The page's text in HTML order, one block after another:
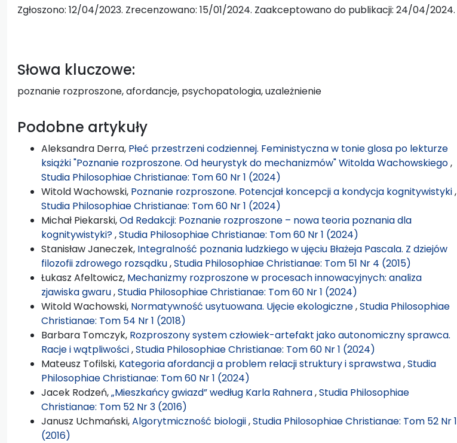
Zgłoszono: 12/04/2023. Zrecenzowano: 15/01/2024. Zaakceptowano do publikacji: 24/04/2024.
Słowa kluczowe:
poznanie rozproszone, afordancje, psychopatologia, uzależnienie
Podobne artykuły
Aleksandra Derra, Płeć przestrzeni codziennej. Feministyczna w tonie glosa po lekturze
książki "Poznanie rozproszone. Od heurystyk do mechanizmów" Witolda Wachowskiego,
Studia Philosophiae Christianae: Tom 60 Nr 1 (2024)
Witold Wachowski, Poznanie rozproszone. Potencjał koncepcji a kondycja kognitywistyki,
Studia Philosophiae Christianae: Tom 60 Nr 1 (2024)
Michał Piekarski,Od Redakcji: Poznanie rozproszone – nowa teoria poznania dla
kognitywistyki?,Studia Philosophiae Christianae: Tom 60 Nr 1 (2024)
Stanisław Janeczek, Integralność poznania ludzkiego w ujęciu Błażeja Pascala. Z dziejów
filozofii zdrowego rozsądku,Studia Philosophiae Christianae: Tom 51 Nr 4 (2015)
Łukasz Afeltowicz, Mechanizmy rozproszone w procesach innowacyjnych: analiza
zjawiska gwaru,Studia Philosophiae Christianae: Tom 60 Nr 1 (2024)
Witold Wachowski, Normatywność usytuowana. Ujęcie ekologiczne,Studia Philosophiae
Christianae: Tom 54 Nr 1 (2018)
Barbara Tomczyk, Rozproszony system człowiek-artefakt jako autonomiczny sprawca.
Racje i wątpliwości,Studia Philosophiae Christianae: Tom 60 Nr 1 (2024)
Mateusz Tofilski, Kategoria afordancji a problem relacji struktury i sprawstwa,Studia
Philosophiae Christianae: Tom 60 Nr 1 (2024)
Jacek Rodzeń,„Mieszkańcy gwiazd” według Karla Rahnera,Studia Philosophiae
Christianae: Tom 52 Nr 3 (2016)
Janusz Uchmański,Algorytmiczność biologii,Studia Philosophiae Christianae: Tom 52 Nr 1
(2016)